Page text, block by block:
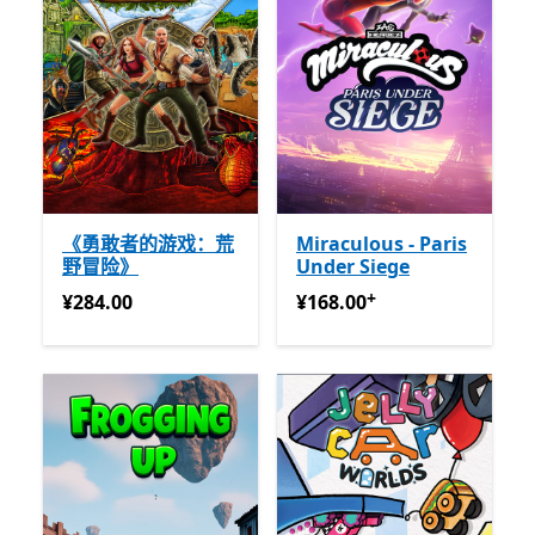
《勇敢者的游戏：荒
野冒险》
¥284.00
¥284.00
Miraculous - Paris
Under Siege
¥168.00提供应用内购买
¥168.00+